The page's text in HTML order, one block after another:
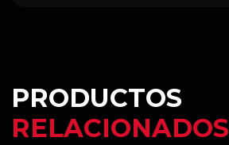
PRODUCTOS
RELACIONADOS